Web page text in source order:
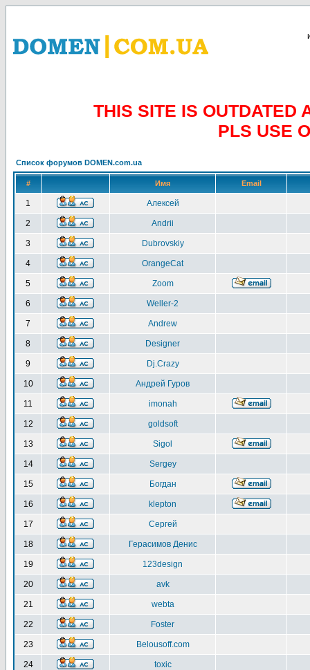
THIS SITE IS OUTDATED
PLS USE
Список форумов DOMEN.com.ua
# Имя Email
1 Алексей
2 Andrii
3 Dubrovskiy
4 OrangeCat
5 Zoom
6 Weller-2
7 Andrew
8 Designer
9 Dj.Crazy
10 Андрей Гуров
11 imonah
12 goldsoft
13 Sigol
14 Sergey
15 Богдан
16 klepton
17 Сергей
18 Герасимов Денис
19 123design
20 avk
21 webta
22 Foster
23 Belousoff.com
24 toxic